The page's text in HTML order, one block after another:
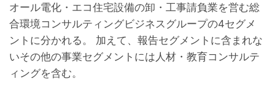
オール電化・エコ住宅設備の卸・工事請負業を営む総
合環境コンサルティングビジネスグループの4セグメ
ントに分かれる。 加えて、報告セグメントに含まれな
いその他の事業セグメントには人材・教育コンサルテ
ィングを含む。